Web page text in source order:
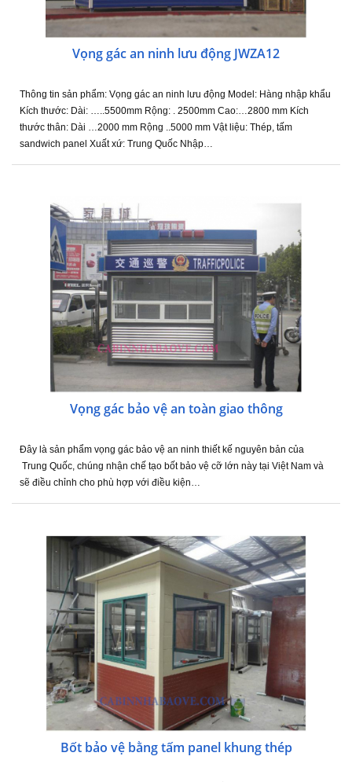
Vọng gác an ninh lưu động JWZA12
Thông tin sản phẩm: Vọng gác an ninh lưu động Model: Hàng nhập khẩu
Kích thước: Dài: …..5500mm Rộng: . 2500mm Cao:…2800 mm Kích
thước thân: Dài …2000 mm Rộng ..5000 mm Vật liệu: Thép, tấm
sandwich panel Xuất xứ: Trung Quốc Nhập…
Vọng gác bảo vệ an toàn giao thông
Đây là sản phẩm vọng gác bảo vệ an ninh thiết kế nguyên bản của
Trung Quốc, chúng nhận chế tạo bốt bảo vệ cỡ lớn này tại Việt Nam và
sẽ điều chỉnh cho phù hợp với điều kiện…
Bốt bảo vệ bằng tấm panel khung thép